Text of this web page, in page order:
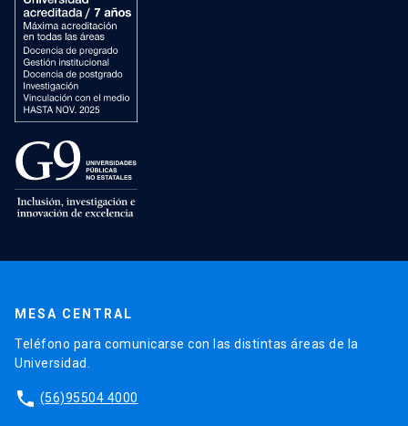
MESA CENTRAL
Teléfono para comunicarse con las distintas áreas de la
Universidad.
phone (56)95504 4000